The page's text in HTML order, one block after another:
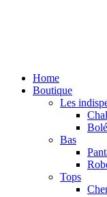
Home
Boutique
Les
Bas
Tops